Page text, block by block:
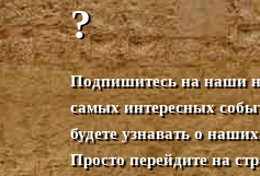
?
Подпишитесь на наши
самых интересных
будете узнавать о
Просто перейдите на